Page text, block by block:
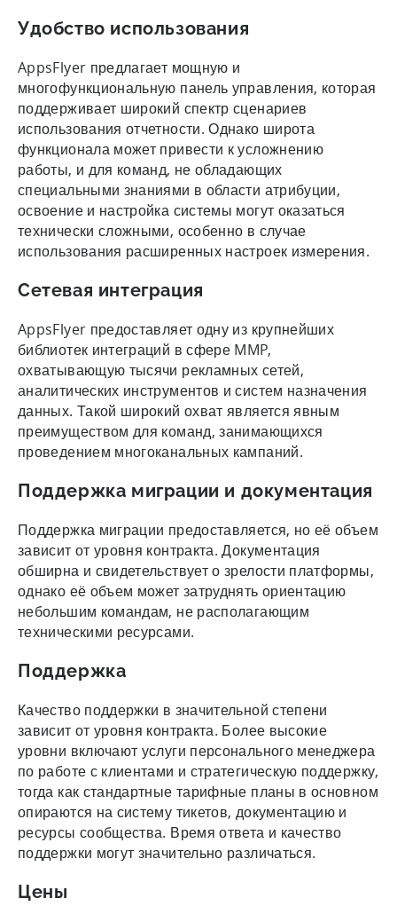
Удобство использования
AppsFlyer предлагает мощную и
многофункциональную панель управления, которая
поддерживает широкий спектр сценариев
использования отчетности. Однако широта
функционала может привести к усложнению
работы, и для команд, не обладающих
специальными знаниями в области атрибуции,
освоение и настройка системы могут оказаться
технически сложными, особенно в случае
использования расширенных настроек измерения.
Сетевая интеграция
AppsFlyer предоставляет одну из крупнейших
библиотек интеграций в сфере MMP,
охватывающую тысячи рекламных сетей,
аналитических инструментов и систем назначения
данных. Такой широкий охват является явным
преимуществом для команд, занимающихся
проведением многоканальных кампаний.
Поддержка миграции и документация
Поддержка миграции предоставляется, но её объем
зависит от уровня контракта. Документация
обширна и свидетельствует о зрелости платформы,
однако её объем может затруднять ориентацию
небольшим командам, не располагающим
техническими ресурсами.
Поддержка
Качество поддержки в значительной степени
зависит от уровня контракта. Более высокие
уровни включают услуги персонального менеджера
по работе с клиентами и стратегическую поддержку,
тогда как стандартные тарифные планы в основном
опираются на систему тикетов, документацию и
ресурсы сообщества. Время ответа и качество
поддержки могут значительно различаться.
Цены